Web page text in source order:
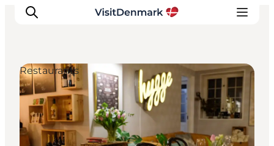
Inspiratie
Bestemmingen
Wat te doen
Restaurants